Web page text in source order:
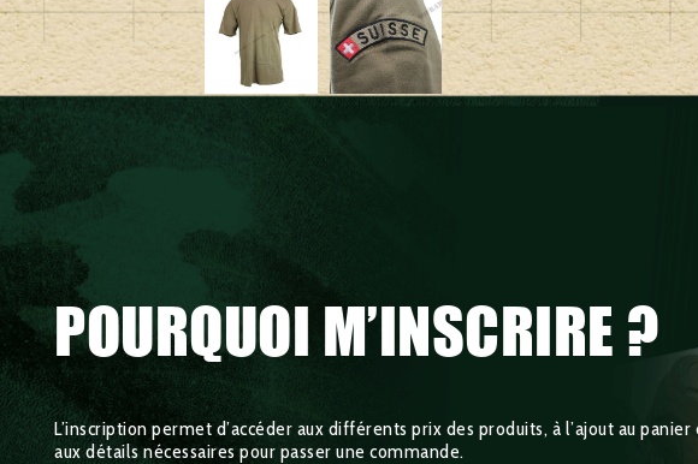
POURQUOI M’INSCRIRE ?
L’inscription permet d’accéder aux différents prix des produits, à l’ajout au panier
aux détails nécessaires pour passer une commande.